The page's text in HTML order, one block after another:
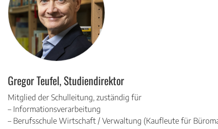
Gregor Teufel, Studiendirektor
Mitglied der Schulleitung, zuständig für
– Informationsverarbeitung
– Berufsschule Wirtschaft / Verwaltung (Kaufleute für